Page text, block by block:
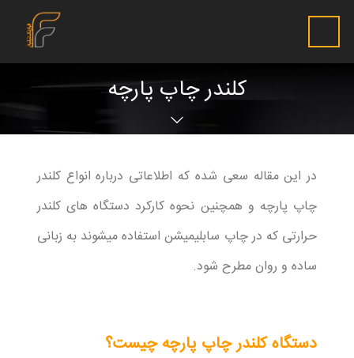
کلندر چاپ پارچه
در این مقاله سعی شده که اطلاعاتی درباره انواع کلندر
چاپ پارچه و همچنین نحوه کارکرد دستگاه های کلندر
حرارتی که در چاپ سابلیمیشن استفاده میشوند به زبانی
ساده و روان مطرح شود.
دستگاه کلندر چاپ پارچه چیست؟